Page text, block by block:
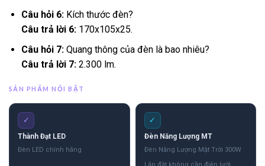
Câu hỏi 6:Kích thước đèn?
Câu trả lời 6:170x105x25.
Câu hỏi 7:Quang thông của đèn là bao nhiêu?
Câu trả lời 7:2.300 lm.
SẢN PHẨM NỔI BẬT
✓
Thành Đạt LED
Đèn LED chính hãng
✓
Đèn Năng Lượng MT
Đèn Năng Lượng Mặt Trời 300W
Lắp đặt không cần điện lưới,